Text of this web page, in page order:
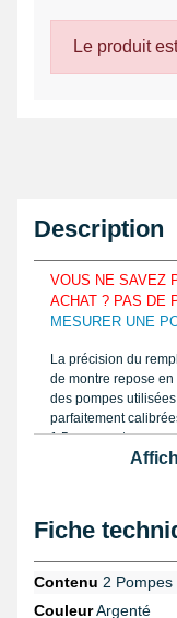
Le produit
Description
VOUS NE SAVEZ
ACHAT ? PAS DE
MESURER UNE
La précision du
de montre repose
des pompes
parfaitement
1,5 mm, sont
et une durabilité
essentiel pour un
parfaitement cette
Fiche
Contenu 2
CouleurArgenté